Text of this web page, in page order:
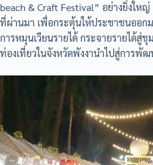
beach & Craft Festival” อย่างยิ่งให
ที่ผ่านมา เพื่อกระตุ้นให้ประชาชนออก
การหมุนเวียนรายได้ กระจายรายได้สู่ชุ
ท่องเที่ยวในจังหวัดพังงานำไปสู่การพั